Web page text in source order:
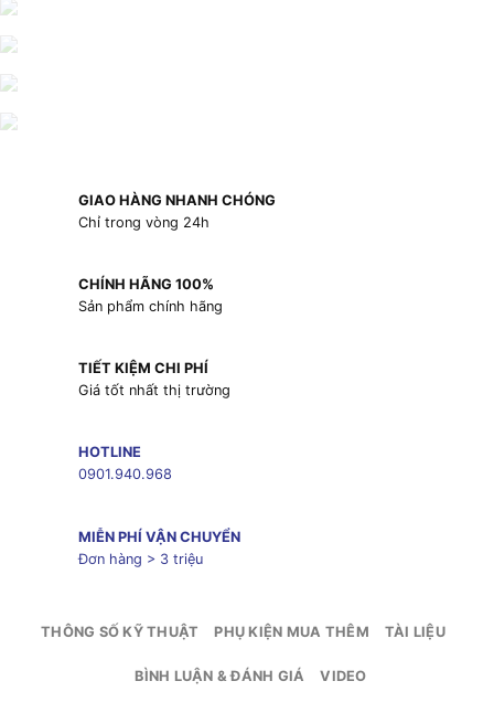
GIAO HÀNG NHANH CHÓNG
Chỉ trong vòng 24h
CHÍNH HÃNG 100%
Sản phẩm chính hãng
TIẾT KIỆM CHI PHÍ
Giá tốt nhất thị trường
HOTLINE
0901.940.968
MIỄN PHÍ VẬN CHUYỂN
Đơn hàng > 3 triệu
THÔNG SỐ KỸ THUẬT PHỤ KIỆN MUA THÊM TÀI LIỆU
BÌNH LUẬN & ĐÁNH GIÁ VIDEO